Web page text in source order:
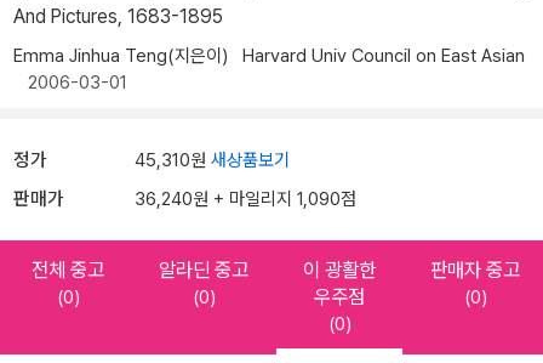
And Pictures, 1683-1895
Emma Jinhua Teng(지은이)
Harvard Univ Council on East Asian
2006-03-01
정가 45,310원 새상품보기
판매가 36,240원 + 마일리지 1,090점
전체 중고
(0)
알라딘 중고
(0)
이 광활한
우주점
(0)
판매자 중고
(0)